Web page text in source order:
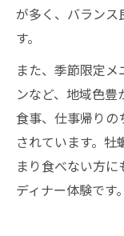
が多く、バランス
す。
また、季節限定
ンなど、地域色
食事、仕事帰りの
されています。
まり食べない方
ディナー体験です。